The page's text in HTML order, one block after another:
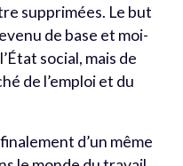
supprimées. Le but
de base et moi-
social, mais de
de l’emploi et du
d’un même